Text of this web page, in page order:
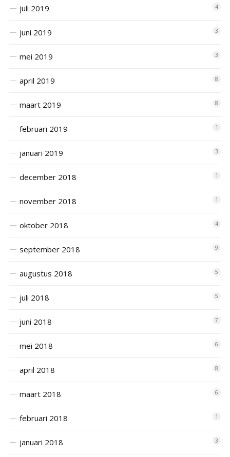
juli 2019 4
juni 2019 3
mei 2019 3
april 2019 8
maart 2019 8
februari 2019 1
januari 2019 3
december 2018 1
november 2018 1
oktober 2018 4
september 2018 9
augustus 2018 5
juli 2018 5
juni 2018 7
mei 2018 6
april 2018 8
maart 2018 6
februari 2018 1
januari 2018 3